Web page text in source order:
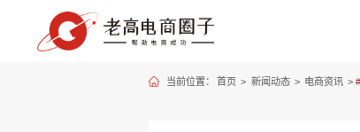
当前位置： 首页 > 新闻动态 > 电商资讯 >#